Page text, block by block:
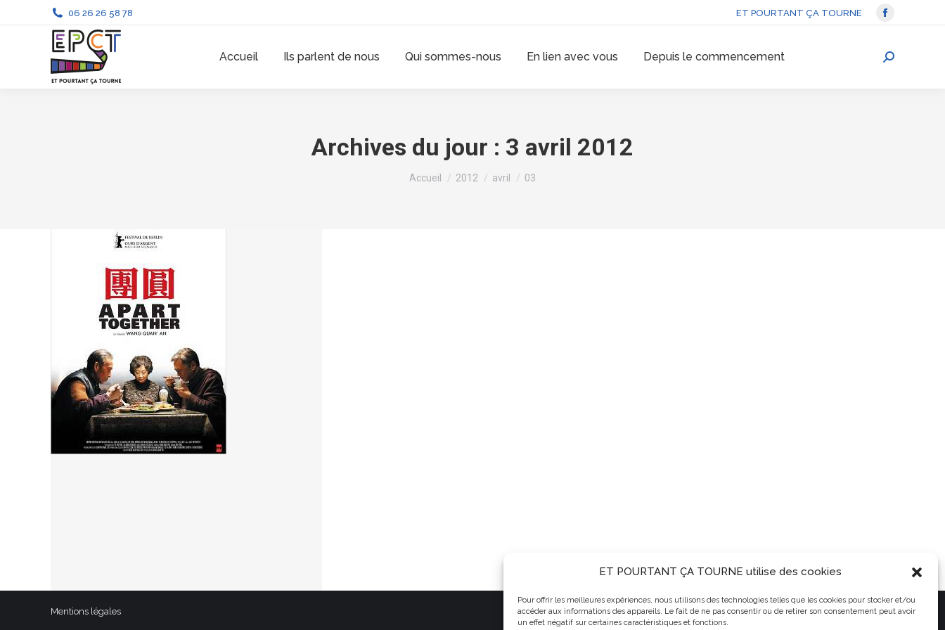
ET POURTANT ÇA TOURNE utilise des cookies
Pour offrir les meilleures expériences, nous utilisons des technologies telles que les cookies pour stocker et/ou
accéder aux informations des appareils. Le fait de ne pas consentir ou de retirer son consentement peut avoir
un effet négatif sur certaines caractéristiques et fonctions.
06 26 26 58 78 ET POURTANT ÇA TOURNE
La
Facebook
Accueil Ils parlent de nous Qui sommes-nous En lien avec vous Depuis le commencement
Recherche
Archives du jour : 3 avril 2012
Vous êtes ici :
Accueil 2012 avril 03
Mentions légales ET POURTANT ÇA TOURNE - association de cinéma en Balagne en Haute-Corse